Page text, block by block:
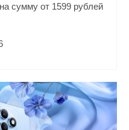
сумму от 1599 рублей